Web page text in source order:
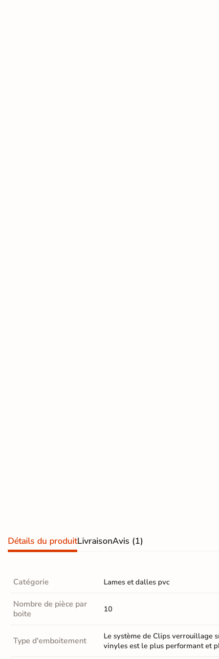
intérieur
Carrelage
hexagonal
grand format
Détails du produitLivraisonAvis (1)
Catégorie Lames et dalles pvc
Nombre de pièce par
boite
10
Type d'emboitement
Le système de Clips verrouillage
vinyles est le plus performant et